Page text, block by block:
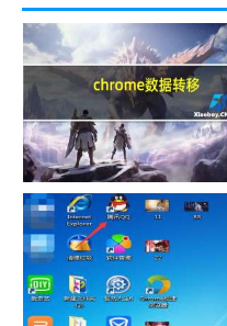
chrome数据转移